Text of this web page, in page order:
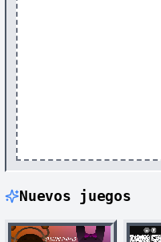
Nuevos juegos